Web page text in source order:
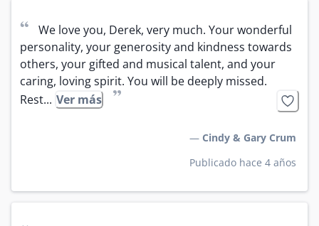
“
We love you, Derek, very much. Your wonderful
personality, your generosity and kindness towards
others, your gifted and musical talent, and your
caring, loving spirit. You will be deeply missed.
Rest... Ver más ”
— Cindy & Gary Crum
Publicado hace 4 años